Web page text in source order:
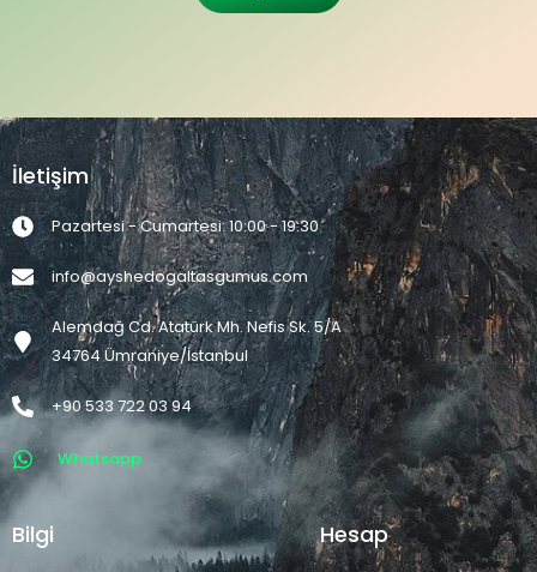
İletişim
Pazartesi - Cumartesi: 10:00 - 19:30
info@ayshedogaltasgumus.com
Alemdağ Cd. Atatürk Mh. Nefis Sk. 5/A
34764 Ümraniye/İstanbul
+90 533 722 03 94
Whatsapp
Bilgi Hesap